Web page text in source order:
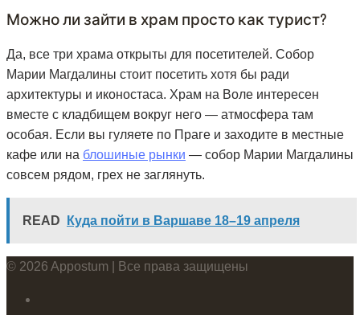
Можно ли зайти в храм просто как турист?
Да, все три храма открыты для посетителей. Собор
Марии Магдалины стоит посетить хотя бы ради
архитектуры и иконостаса. Храм на Воле интересен
вместе с кладбищем вокруг него — атмосфера там
особая. Если вы гуляете по Праге и заходите в местные
кафе или на блошиные рынки — собор Марии Магдалины
совсем рядом, грех не заглянуть.
READ Куда пойти в Варшаве 18–19 апреля
© 2026 Appostum | Все права защищены